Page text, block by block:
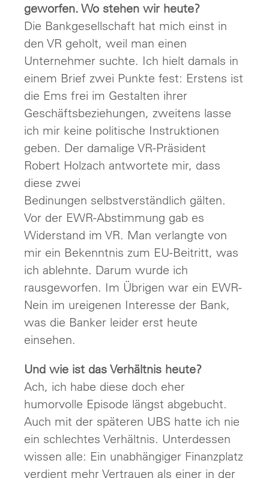
geworfen. Wo stehen wir heute?
Die Bankgesellschaft hat mich einst in
den VR geholt, weil man einen
Unternehmer suchte. Ich hielt damals in
einem Brief zwei Punkte fest: Erstens ist
die Ems frei im Gestalten ihrer
Geschäftsbeziehungen, zweitens lasse
ich mir keine politische Instruktionen
geben. Der damalige VR-Präsident
Robert Holzach antwortete mir, dass
diese zwei
Bedinungen selbstverständlich gälten.
Vor der EWR-Abstimmung gab es
Widerstand im VR. Man verlangte von
mir ein Bekenntnis zum EU-Beitritt, was
ich ablehnte. Darum wurde ich
rausgeworfen. Im Übrigen war ein EWR-
Nein im ureigenen Interesse der Bank,
was die Banker leider erst heute
einsehen.
Und wie ist das Verhältnis heute?
Ach, ich habe diese doch eher
humorvolle Episode längst abgebucht.
Auch mit der späteren UBS hatte ich nie
ein schlechtes Verhältnis. Unterdessen
wissen alle: Ein unabhängiger Finanzplatz
verdient mehr Vertrauen als einer in der